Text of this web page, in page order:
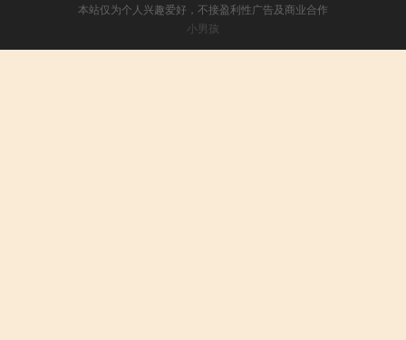
本站仅为个人兴趣爱好，不接盈利性广告及商业合作
小男孩